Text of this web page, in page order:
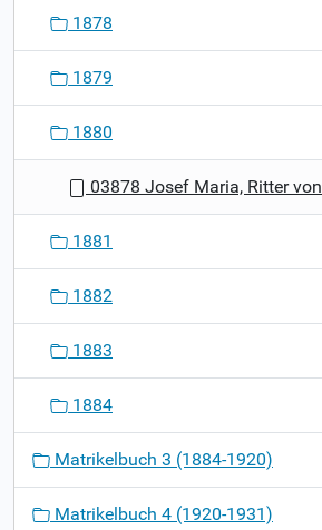
1878
1879
1880
03878 Josef Maria, Ritter
1881
1882
1883
1884
Matrikelbuch 3 (1884-1920)
Matrikelbuch 4 (1920-1931)